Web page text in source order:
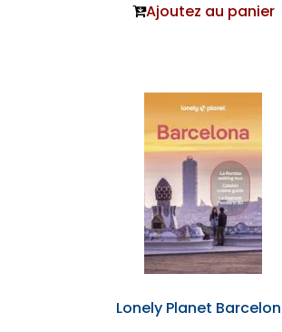
Ajoutez au panier
Lonely Planet